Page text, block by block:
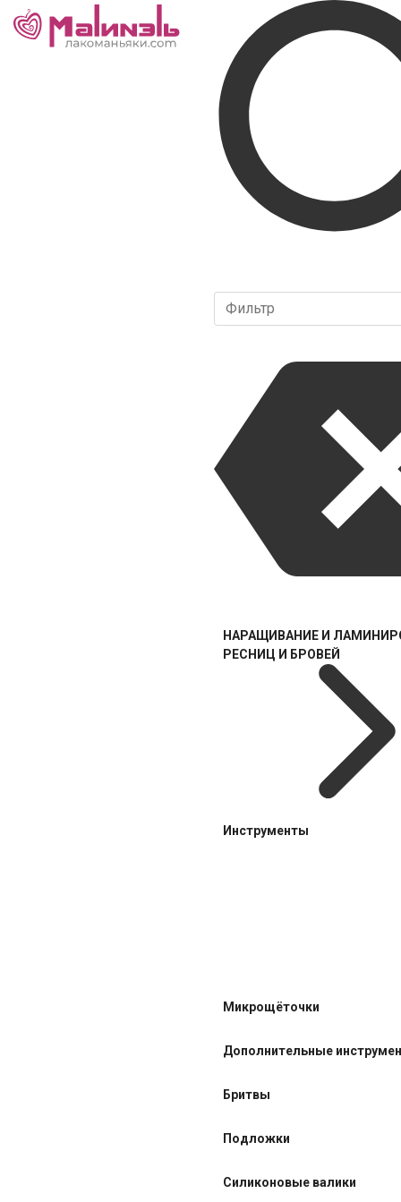
НАРАЩИВАНИЕ И
РЕСНИЦ И БРОВЕЙ
Инструменты
Микрощёточки
Дополнительные
Бритвы
Подложки
Силиконовые валики